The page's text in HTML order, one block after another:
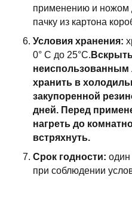
применению и ножом
пачку из картона
Условия хранения:
0° С до 25°С.
неиспользованным
хранить в
закупоренной
дней. Перед
нагреть до
встряхнуть.
Срок годности: один
при соблюдении